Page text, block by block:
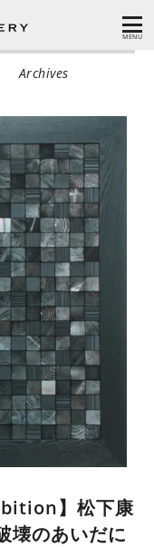
MENU
Archives
】松下康
壊のあいだに